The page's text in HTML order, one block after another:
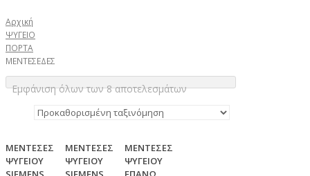
Αρχική
ΨΥΓΕΙΟ
ΠΟΡΤΑ
ΜΕΝΤΕΣΕΔΕΣ
Εμφάνιση όλων των 8 αποτελεσμάτων
ΜΕΝΤΕΣΕΣ
ΨΥΓΕΙΟΥ
ΜΕΝΤΕΣΕΣ
ΨΥΓΕΙΟΥ
ΜΕΝΤΕΣΕΣ
ΨΥΓΕΙΟΥ